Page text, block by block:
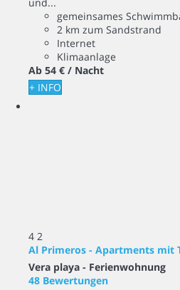
gemeinsames
2 km zum Sandstrand
Internet
Klimaanlage
Ab 54 € / Nacht
+ INFO
4 2
Al Primeros - Apartments mit
Vera playa - Ferienwohnung
48 Bewertungen